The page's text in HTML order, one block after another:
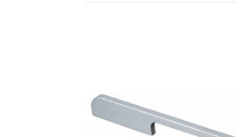
Shtoje